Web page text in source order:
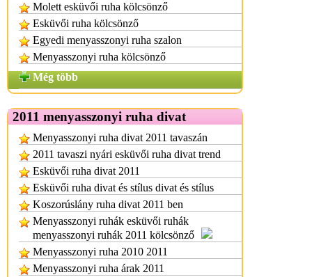
Molett esküvői ruha kölcsönző
Esküvői ruha kölcsönző
Egyedi menyasszonyi ruha szalon
Menyasszonyi ruha kölcsönző
Még több
2011 menyasszonyi ruha divat
Menyasszonyi ruha divat 2011 tavaszán
2011 tavaszi nyári esküvői ruha divat trend
Esküvői ruha divat 2011
Esküvői ruha divat és stílus divat és stílus
Koszorúslány ruha divat 2011 ben
Menyasszonyi ruhák esküvői ruhák
menyasszonyi ruhák 2011 kölcsönző
Menyasszonyi ruha 2010 2011
Menyasszonyi ruha árak 2011